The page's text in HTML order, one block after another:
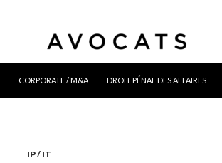
CORPORATE / M&A DROIT PÉNAL DES AFFAIRES
IP / IT